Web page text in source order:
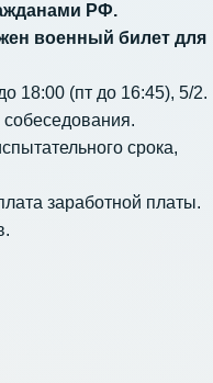
РФ.
военный билет для
18:00 (пт до 16:45), 5/2.
срока,
заработной платы.